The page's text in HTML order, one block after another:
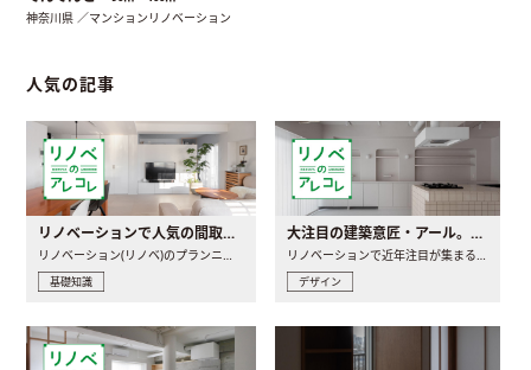
神奈川県 ／マンションリノベーション
人気の記事
リノベーションで人気の間取りとは？トレンドの間取りと実例を徹底解説
リノベーション(リノベ)のプランニングで一番最初に決めるのは..
基礎知識
大注目の建築意匠・アール。人気の理由と空間に取り入れるポイント
リノベーションで近年注目が集まる建築意匠の一つであるアール..
デザイン